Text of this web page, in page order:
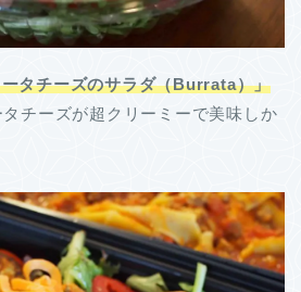
タチーズのサラダ（Burrata）」
タチーズが超クリーミーで美味しか